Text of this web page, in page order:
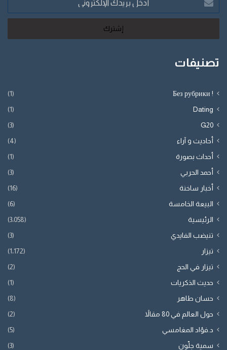
بريدك
الإلكتروني
تصنيفات
! Без рубрики
(1)
Dating
(1)
G20
(3)
أحاديث و آراء (4)
أحداث بصورة (1)
أحمد الحربي (3)
أخبار ساخنة (16)
البيعة الخامسة (6)
الرئيسية (3٬058)
تنيضب الفايدي (3)
تيزار (1٬172)
تيزار في الحج (2)
حديث الذكريات (1)
حسان طاهر (8)
حول العالم في 80 مقالاً (2)
د.فؤاد المغامسي (5)
سمية جلّون (3)